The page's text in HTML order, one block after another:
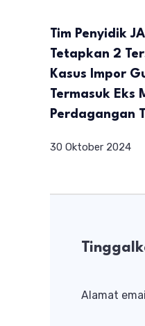
Tim Penyidik
Tetapkan 2
Kasus Impor
Termasuk Eks
Perdagangan
30 Oktober 2024
Alamat